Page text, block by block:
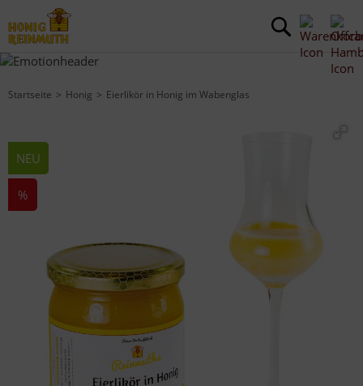
Startseite Honig Eierlikör in Honig im Wabenglas
NEU
%